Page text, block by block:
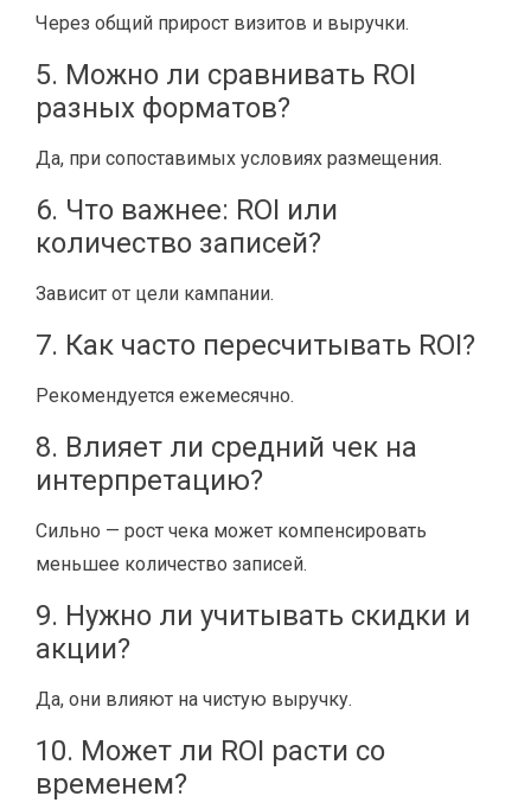
Через общий прирост визитов и выручки.
5. Можно ли сравнивать ROI
разных форматов?
Да, при сопоставимых условиях размещения.
6. Что важнее: ROI или
количество записей?
Зависит от цели кампании.
7. Как часто пересчитывать ROI?
Рекомендуется ежемесячно.
8. Влияет ли средний чек на
интерпретацию?
Сильно — рост чека может компенсировать
меньшее количество записей.
9. Нужно ли учитывать скидки и
акции?
Да, они влияют на чистую выручку.
10. Может ли ROI расти со
временем?